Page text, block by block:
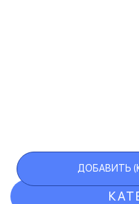
ДОБАВИТЬ